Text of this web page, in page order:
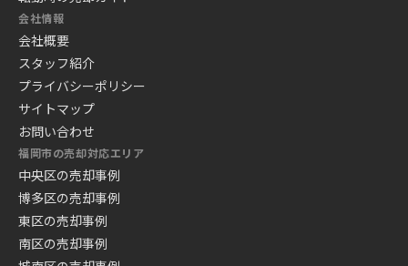
会社情報
会社概要
スタッフ紹介
プライバシーポリシー
サイトマップ
お問い合わせ
福岡市の売却対応エリア
中央区の売却事例
博多区の売却事例
東区の売却事例
南区の売却事例